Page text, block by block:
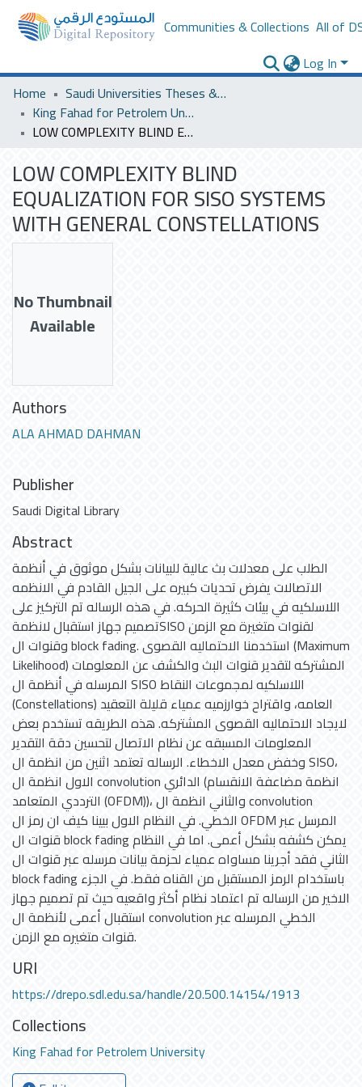
Communities & Collections All of
Log In
Home
Saudi Universities Theses & Dissertations
King Fahad for Petrolem University
LOW COMPLEXITY BLIND EQUALIZATION FOR SISO SYSTEMS WITH GENERAL CONSTELLATIONS
LOW COMPLEXITY BLIND
EQUALIZATION FOR SISO SYSTEMS
WITH GENERAL CONSTELLATIONS
No Thumbnail
Available
Authors
ALA AHMAD DAHMAN
Publisher
Saudi Digital Library
Abstract
الطلب على معدلات بث عالية للبيانات بشكل موثوق في أنظمة
الاتصالات يفرض تحديات كبيره على الجيل القادم في الانظمه
اللاسلكيه في بيئات كثيرة الحركه. في هذه الرساله تم التركيز على
تصميم جهاز استقبال لانظمةSISO لقنوات متغيرة مع الزمن
وقنوات ال block fading. استخدمنا الاحتماليه القصوى (Maximum
Likelihood) المشتركه لتقدير قنوات البث والكشف عن المعلومات
المرسله في أنظمة ال SISO اللاسلكيه لمجموعات النقاط
(Constellations) العامه، واقتراح خوارزميه عمياء قليلة التعقيد
لايجاد الاحتماليه القصوى المشتركه. هذه الطريقه تستخدم بعض
المعلومات المسبقه عن نظام الاتصال لتحسين دقة التقدير
وخفض معدل الاخطاء. الرساله تعتمد اثنين من انظمة ال SISO،
الاول انظمة ال convolution الدائري (انظمة مضاعفة الانقسام
الترددي المتعامد (OFDM))، والثاني انظمة ال convolution
الخطي. في النظام الاول بيينا كيف ان رمز ال OFDM المرسل عبر
قنوات ال block fading يمكن كشفه بشكل أعمى. اما في النظام
الثاني فقد أجرينا مساواه عمياء لحزمة بيانات مرسله عبر قنوات ال
block fading باستخدام الرمز المستقبل من القناه فقط. في الجزء
الاخير من الرساله تم اعتماد نظام أكثر واقعيه حيث تم تصميم جهاز
استقبال أعمى لأنظمة ال convolution الخطي المرسله عبر
قنوات متغيره مع الزمن.
URI
https://drepo.sdl.edu.sa/handle/20.500.14154/1913
Collections
King Fahad for Petrolem University